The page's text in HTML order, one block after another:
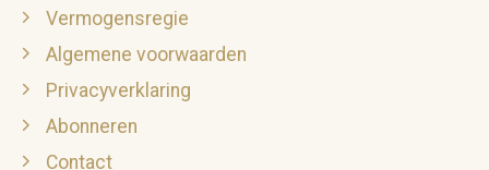
Vermogensregie
Algemene voorwaarden
Privacyverklaring
Abonneren
Contact